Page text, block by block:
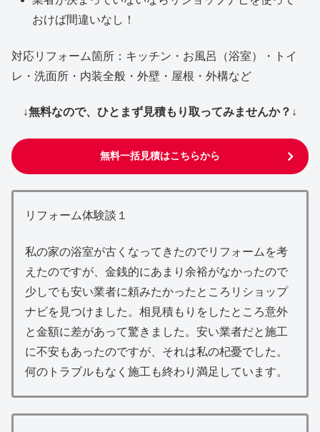
おけば間違いなし！
対応リフォーム箇所：キッチン・お風呂（浴室）・トイ
レ・洗面所・内装全般・外壁・屋根・外構など
↓無料なので、ひとまず見積もり取ってみませんか？↓
無料一括見積はこちらから
リフォーム体験談１
私の家の浴室が古くなってきたのでリフォームを考
えたのですが、金銭的にあまり余裕がなかったので
少しでも安い業者に頼みたかったところリショップ
ナビを見つけました。相見積もりをしたところ意外
と金額に差があって驚きました。安い業者だと施工
に不安もあったのですが、それは私の杞憂でした。
何のトラブルもなく施工も終わり満足しています。